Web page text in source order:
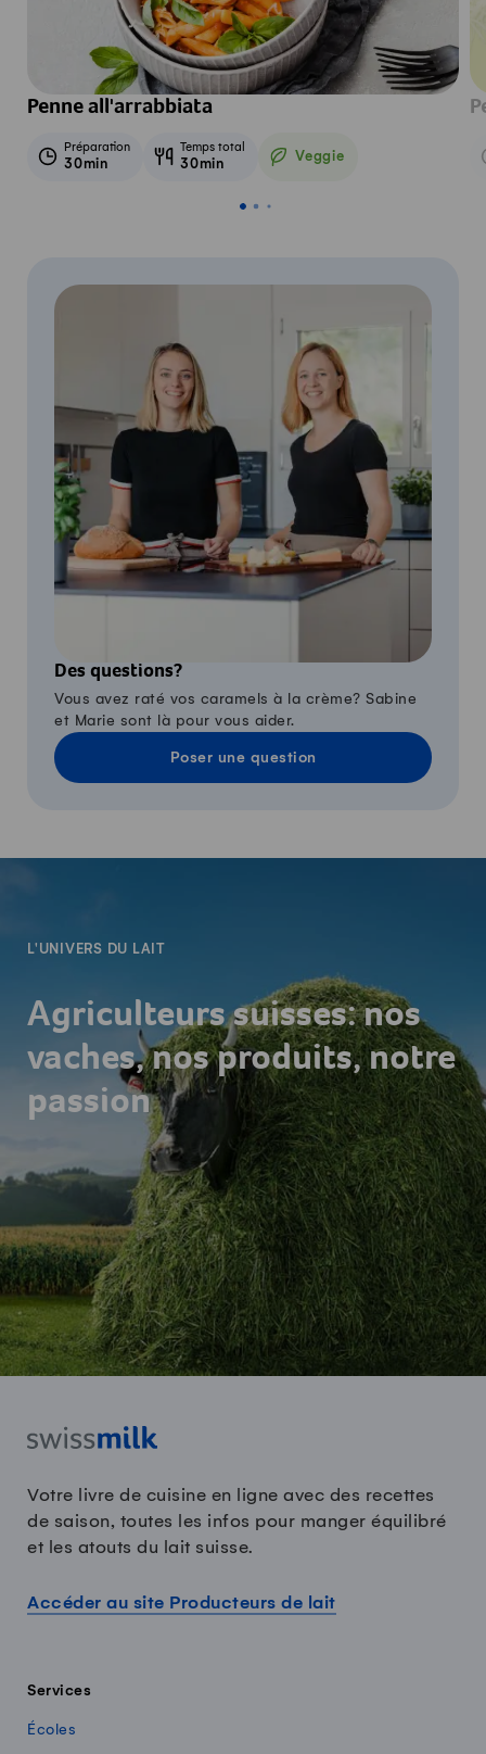
Penne all'arrabbiata
Préparation
30min
Temps total
30min Veggie
Veggie
Des questions?
Vous avez raté vos caramels à la crème? Sabine
et Marie sont là pour vous aider.
Poser une question
L'UNIVERS DU LAIT
Agriculteurs suisses: nos
vaches, nos produits, notre
passion
Votre livre de cuisine en ligne avec des recettes
de saison, toutes les infos pour manger équilibré
et les atouts du lait suisse.
Accéder au site Producteurs de lait
Services
Écoles